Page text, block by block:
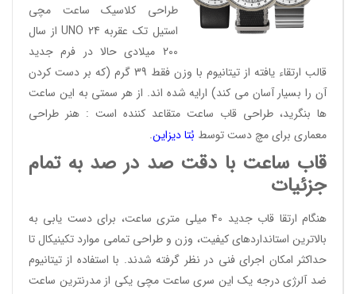
طراحی کلاسیک ساعت مچی
استیل تک عقربه UNO 24 از سال
200 میلادی حالا در فرم جدید
قالب ارتقاء یافته از تیتانیوم با وزن فقط 39 گرم (که بر دست کردن
آن را بسیار آسان می کند) ارایه شده اند. از هر سمتی به این ساعت
ها بنگرید، طراحی قاب ساعت متقاعد کننده است : هنر طراحی
معماری برای مچ دست توسط بُتا دیزاین.
قاب ساعت با دقت صد در صد به تمام
جزئیات
هنگام ارتقا قاب جدید 40 میلی متری ساعت، برای دست یابی به
بالاترین استانداردهای کیفیت، وزن و طراحی تمامی موارد تکینیکال تا
حداکثر امکان اجرای فنی در نظر گرفته شدند. با استفاده از تیتانیوم
ضد آلرژی درجه یک این سری ساعت مچی یکی از مدرنترین ساعت